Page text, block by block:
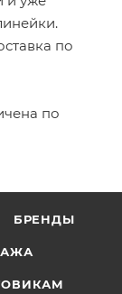
по
по
БРЕНДЫ